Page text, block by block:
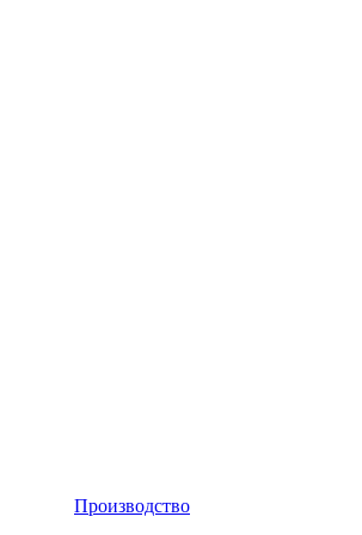
Производство